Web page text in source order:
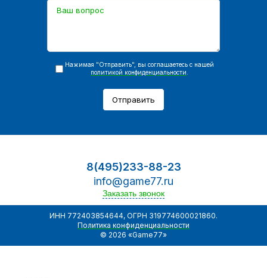
Нажимая "Отправить", вы соглашаетесь с нашей
политикой конфиденциальности
Отправить
8(495)233-88-23
info@game77.ru
Заказать звонок
ИНН 772403854644, ОГРН 319774600021860.
Политика конфиденциальности
© 2026 «Game77»